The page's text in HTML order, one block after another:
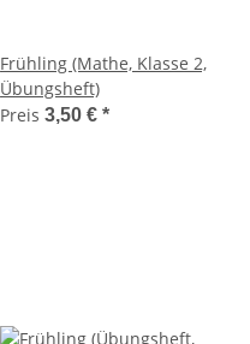
Frühling (Mathe, Klasse 2,
Übungsheft)
Preis 3,50 € *